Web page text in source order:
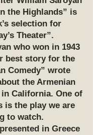
the Highlands” is
selection for
Theater”.
who won in 1943
best story for the
Comedy” wrote
the Armenian
California. One of
is the play we are
to watch.
in Greece